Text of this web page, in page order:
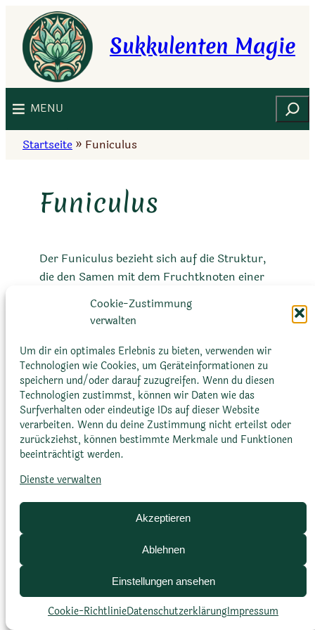
Cookie-Zustimmung
verwalten
Um dir ein optimales Erlebnis zu bieten, verwenden wir
Technologien wie Cookies, um Geräteinformationen zu
speichern und/oder darauf zuzugreifen. Wenn du diesen
Technologien zustimmst, können wir Daten wie das
Surfverhalten oder eindeutige IDs auf dieser Website
verarbeiten. Wenn du deine Zustimmung nicht erteilst oder
zurückziehst, können bestimmte Merkmale und Funktionen
beeinträchtigt werden.
Dienste verwalten
Akzeptieren
Ablehnen
Einstellungen ansehen
Cookie-RichtlinieDatenschutz­erklärungImpressum
Inhalt
springen
Sukkulenten Magie
MENU Suchen
Startseite » Funiculus
Funiculus
Der Funiculus bezieht sich auf die Struktur,
die den Samen mit dem Fruchtknoten einer
Pflanze verbindet. Er dient als Verbindung
zwischen dem Embryo im Samen und dem
GlossarDatenschutz­erklärung
Cookie-Richtlinie (EU)